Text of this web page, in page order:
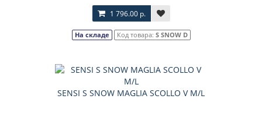
1 796.00 р.
На складе Код товара: S SNOW D
SENSI S SNOW MAGLIA SCOLLO V M/L